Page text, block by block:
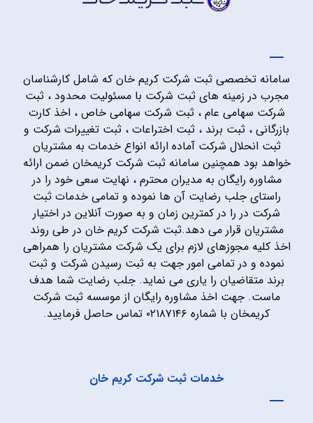
سامانه تخصصی ثبت شرکت کریم خان که شامل کارشناسان
مجرب در زمینه های ثبت شرکت با مسئولیت محدود ، ثبت
شرکت سهامی عام ، ثبت شرکت سهامی خاص ، اخذ کارت
بازرگانی ، ثبت برند ، ثبت اختراعات ، ثبت تغییرات شرکت و
ثبت انحلال شرکت آماده ارائه انواع خدمات به مشتریان
خواهد بود همچنین سامانه ثبت شرکت کریمخان ضمن ارائه
مشاوره رایگان به مدیران محترم ، نهایت سعی خود را در
راستای جلب رضایت آن ها نموده و تمامی خدمات ثبت
شرکت در را در کمترین زمان و به صورت آنلاین در اختیار
مشتریان قرار می دهد.ثبت شرکت کریم خان در طی روند
اخذ کلیه مجوزهای لازم برای یک شرکت مشتریان را همراهی
نموده و در تمامی امور جهت به ثبت رسیدن شرکت و ثبت
برند متقاضیان را یاری می نماید. جلب رضایت شما هدف
ماست. جهت اخذ مشاوره رایگان از موسسه ثبت شرکت
کریمخان با شماره ۰۲۱۸۷۱۴۶ تماس حاصل فرمایید.
خدمات ثبت شرکت کریم خان